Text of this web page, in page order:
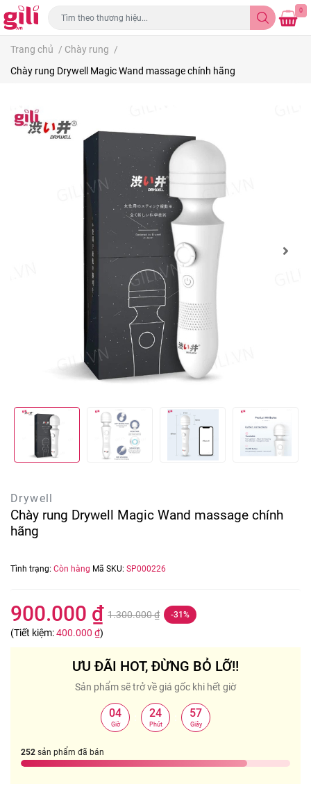
0
Trang chủ / Chày rung /
Chày rung Drywell Magic Wand massage chính hãng
Drywell
Chày rung Drywell Magic Wand massage chính
hãng
Tình trạng: Còn hàng Mã SKU: SP000226
900.000 ₫ 1.300.000 ₫ -31%
(Tiết kiệm:400.000 ₫)
ƯU ĐÃI HOT, ĐỪNG BỎ LỠ!!
Sản phẩm sẽ trở về giá gốc khi hết giờ
04
Giờ
24
Phút
57
Giây
252 sản phẩm đã bán